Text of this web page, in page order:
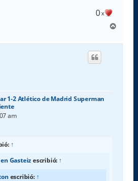
0x
r
1-2 Atlético de Madrid Superman
am
↑
Gasteizescribió: ↑
escribió: ↑